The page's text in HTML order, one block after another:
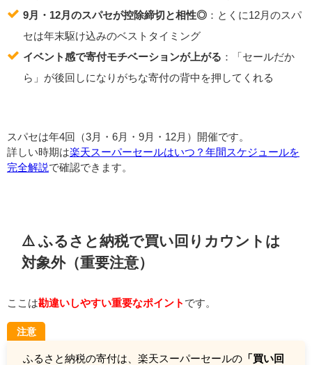
9月・12月のスパセが控除締切と相性◎：とくに12月のスパ
セは年末駆け込みのベストタイミング
イベント感で寄付モチベーションが上がる ：「セールだか
ら」が後回しになりがちな寄付の背中を押してくれる
スパセは年4回（3月・6月・9月・12月）開催です。
詳しい時期は楽天スーパーセールはいつ？年間スケジュールを
完全解説 で確認できます。
⚠️ ふるさと納税で買い回りカウントは
対象外（重要注意）
ここは勘違いしやすい重要なポイント です。
注意
ふるさと納税の寄付は、楽天スーパーセールの「買い回